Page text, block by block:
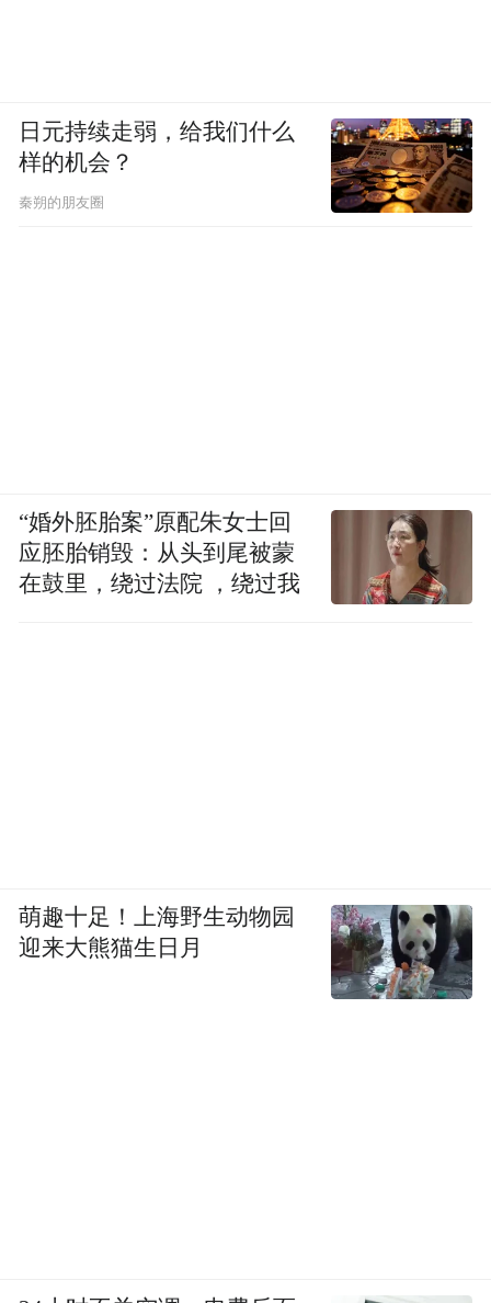
日元持续走弱，给我们什么
样的机会？
秦朔的朋友圈
“婚外胚胎案”原配朱女士回
应胚胎销毁：从头到尾被蒙
在鼓里，绕过法院 ，绕过我
萌趣十足！上海野生动物园
迎来大熊猫生日月